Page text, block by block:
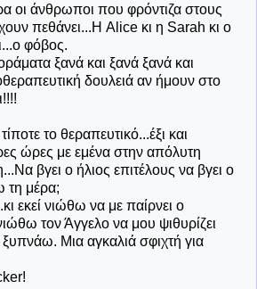
οι άνθρωποι που φρόντιζα στους
πεθάνει...Η Alice κι η Sarah κι ο
φόβος.
ξανά και ξανά ξανά και
δουλειά αν ήμουν στο
το θεραπευτικό...έξι και
ώρες με εμένα στην απόλυτη
βγει ο ήλιος επιτέλους να βγει ο
τη μέρα;
εκεί νιώθω να με παίρνει ο
τον Άγγελο να μου ψιθυρίζει
Μια αγκαλιά σφιχτή για